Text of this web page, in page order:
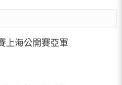
上海公開賽亞軍